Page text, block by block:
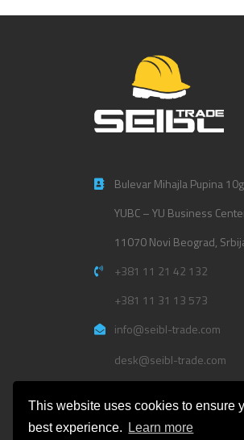
This website uses cookies to ensure
best experience.
Learn more
Bulevar Mihajla Pupina
YUBC – YU Business
11070 Novi Beograd,
+381 11 21 42 132
+381 11 31 13 573
info@seibl-trade.com
desk@seibl-trade.com